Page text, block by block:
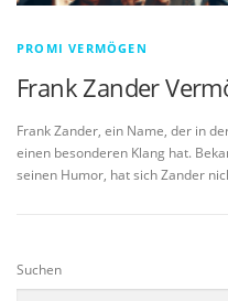
PROMI VERMÖGEN
Frank Zander
Frank Zander, ein Name, der in
einen besonderen Klang hat.
seinen Humor, hat sich Zander
Suchen